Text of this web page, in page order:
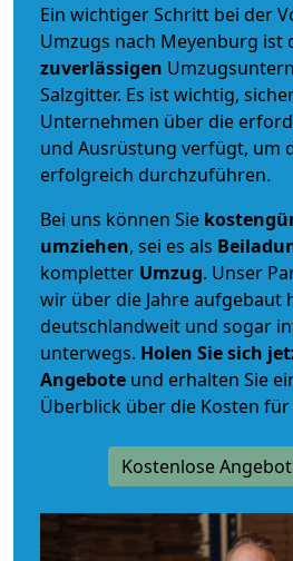
Ein wichtiger Schritt bei der
Umzugs nach Meyenburg ist
zuverlässigen
Salzgitter. Es ist wichtig,
Unternehmen über die
und Ausrüstung verfügt, um
erfolgreich durchzuführen.
Bei uns können Sie
umziehen, sei es als
kompletter Umzug. Unser
wir über die Jahre aufgebaut
deutschlandweit und sogar
unterwegs. Holen Sie sich
Angebote und erhalten Sie
Überblick über die Kosten
Kostenlose